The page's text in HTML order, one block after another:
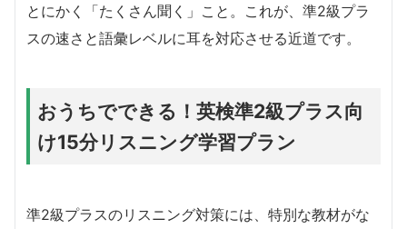
とにかく「たくさん聞く」こと。これが、準2級プラ
スの速さと語彙レベルに耳を対応させる近道です。
おうちでできる！英検準2級プラス向
け15分リスニング学習プラン
準2級プラスのリスニング対策には、特別な教材がな